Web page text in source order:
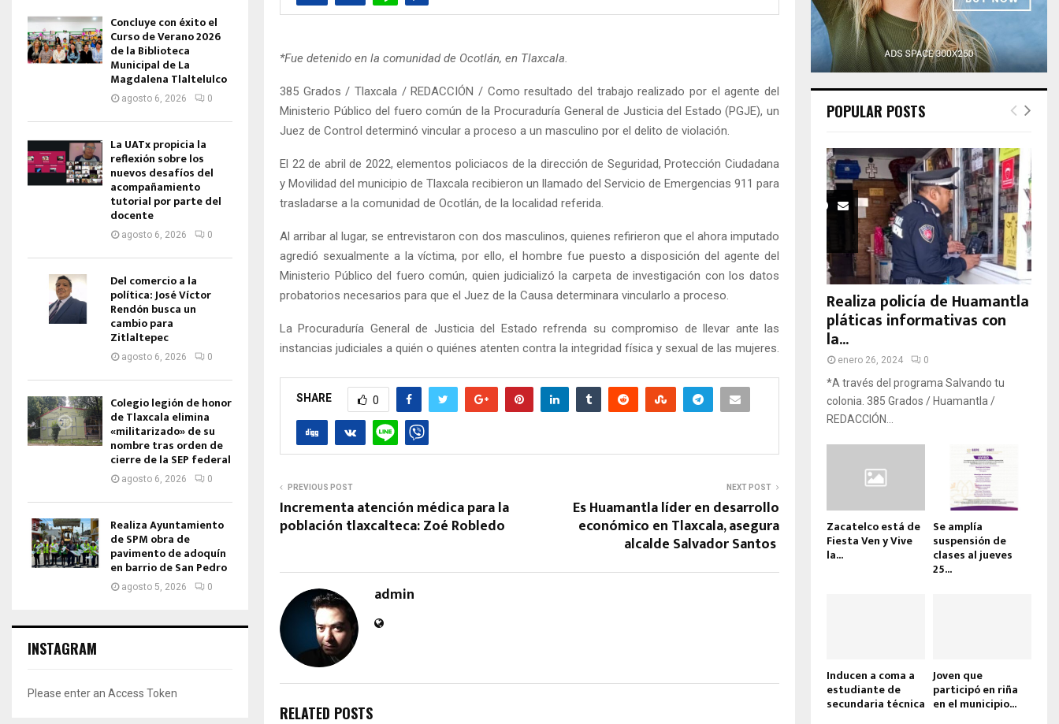
*Fue detenido en la comunidad de Ocotlán, en Tlaxcala.
385 Grados / Tlaxcala / REDACCIÓN / Como resultado del trabajo realizado por el agente del
Ministerio Público del fuero común de la Procuraduría General de Justicia del Estado (PGJE), un
Juez de Control determinó vincular a proceso a un masculino por el delito de violación.
El 22 de abril de 2022, elementos policiacos de la dirección de Seguridad, Protección Ciudadana
y Movilidad del municipio de Tlaxcala recibieron un llamado del Servicio de Emergencias 911 para
trasladarse a la comunidad de Ocotlán, de la localidad referida.
Al arribar al lugar, se entrevistaron con dos masculinos, quienes refirieron que el ahora imputado
agredió sexualmente a la víctima, por ello, el hombre fue puesto a disposición del agente del
Ministerio Público del fuero común, quien judicializó la carpeta de investigación con los datos
probatorios necesarios para que el Juez de la Causa determinara vincularlo a proceso.
La Procuraduría General de Justicia del Estado refrenda su compromiso de llevar ante las
instancias judiciales a quién o quiénes atenten contra la integridad física y sexual de las mujeres.
SHARE 0
PREVIOUS POST
Incrementa atención médica para la
población tlaxcalteca: Zoé Robledo
NEXT POST
Es Huamantla líder en desarrollo
económico en Tlaxcala, asegura
alcalde Salvador Santos
admin
RELATED POSTS
Concluye con éxito el
Curso de Verano 2026
de la Biblioteca
Municipal de La
Magdalena Tlaltelulco
agosto 6, 2026 0
La UATx propicia la
reflexión sobre los
nuevos desafíos del
acompañamiento
tutorial por parte del
docente
agosto 6, 2026 0
Del comercio a la
política: José Víctor
Rendón busca un
cambio para
Zitlaltepec
agosto 6, 2026 0
Colegio legión de honor
de Tlaxcala elimina
«militarizado» de su
nombre tras orden de
cierre de la SEP federal
agosto 6, 2026 0
Realiza Ayuntamiento
de SPM obra de
pavimento de adoquín
en barrio de San Pedro
agosto 5, 2026 0
INSTAGRAM
Please enter an Access Token
POPULAR POSTS
Realiza policía de Huamantla
pláticas informativas con
la...
enero 26, 2024 0
*A través del programa Salvando tu
colonia. 385 Grados / Huamantla /
REDACCIÓN...
Zacatelco está de
Fiesta Ven y Vive
la...
Se amplía
suspensión de
clases al jueves
25...
Inducen a coma a
estudiante de
secundaria técnica
Joven que
participó en riña
en el municipio...